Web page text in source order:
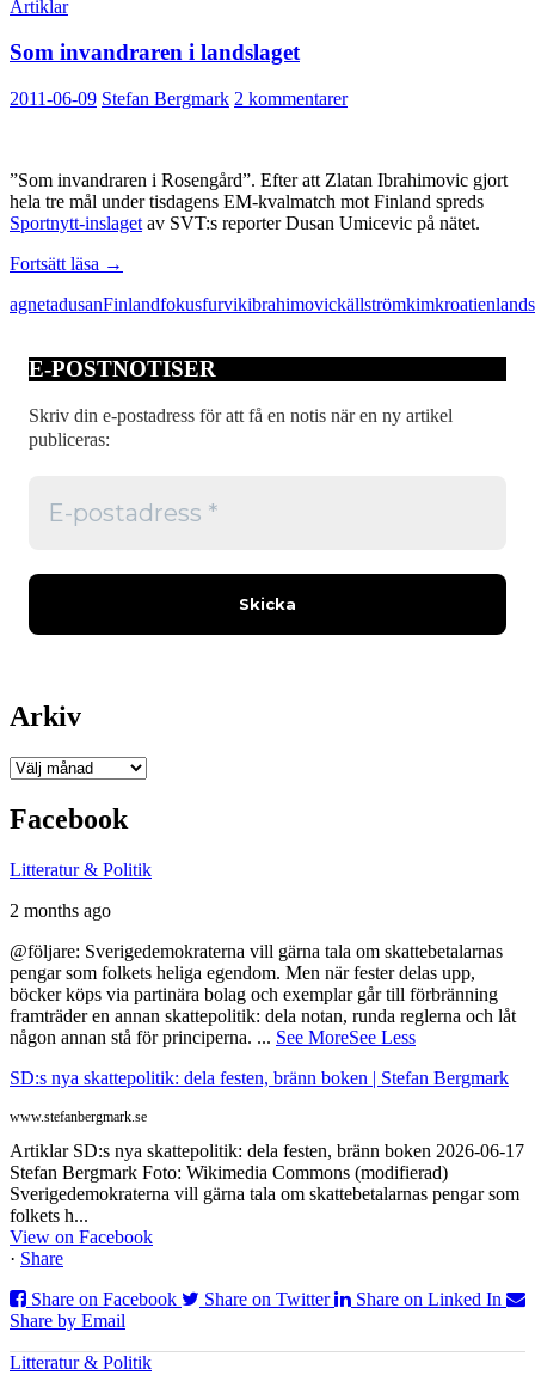
Artiklar
Som invandraren i landslaget
2011-06-09 Stefan Bergmark 2 kommentarer
”Som invandraren i Rosengård”. Efter att Zlatan Ibrahimovic gjort
hela tre mål under tisdagens EM-kvalmatch mot Finland spreds
Sportnytt-inslaget av SVT:s reporter Dusan Umicevic på nätet.
Fortsätt läsa Som
i
→
agnetadusanFinlandfokusfurvikibrahimovickällströmkimkroatien
E-POSTNOTISER
Skriv din e-postadress för att få en notis när en ny artikel
publiceras:
Arkiv
Arkiv
Facebook
Litteratur & Politik
2 months ago
@följare: Sverigedemokraterna vill gärna tala om skattebetalarnas
pengar som folkets heliga egendom. Men när fester delas upp,
böcker köps via partinära bolag och exemplar går till förbränning
framträder en annan skattepolitik: dela notan, runda reglerna och låt
någon annan stå för principerna. ... See MoreSee Less
SD:s nya skattepolitik: dela festen, bränn boken | Stefan Bergmark
www.stefanbergmark.se
Artiklar SD:s nya skattepolitik: dela festen, bränn boken 2026-06-17
Stefan Bergmark Foto: Wikimedia Commons (modifierad)
Sverigedemokraterna vill gärna tala om skattebetalarnas pengar som
folkets h...
View on Facebook
· Share
Share on Facebook
Share on Twitter
Share on Linked In
Share by Email
Litteratur & Politik